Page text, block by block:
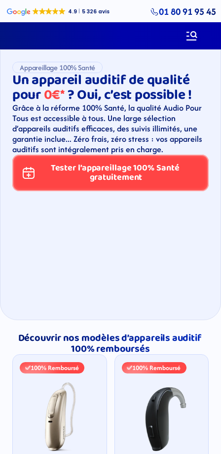
01 80 91 95 45
Appareillage 100% Santé
Un appareil auditif de qualité
pour 0€* ? Oui, c’est possible !
Grâce à la réforme 100% Santé, la qualité Audio Pour
Tous est accessible à tous. Une large sélection
d’appareils auditifs efficaces, des suivis illimités, une
garantie inclue... Zéro frais, zéro stress : vos appareils
auditifs sont intégralement pris en charge.
Tester l’appareillage 100% Santé
gratuitement
Découvrir nos modèles d’appareils auditif
100% remboursés
100% Remboursé 100% Remboursé